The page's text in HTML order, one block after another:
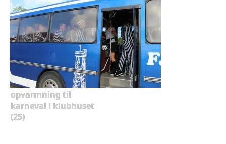
opvarmning til
karneval i klubhuset
(25)